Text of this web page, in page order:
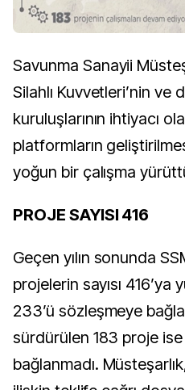
Savunma Sanayii
Silahlı Kuvvetleri’nin ve
kuruluşlarının ihtiyacı
platformların
yoğun bir çalışma
PROJE SAYISI 416
Geçen yılın sonunda
projelerin sayısı
233’ü sözleşmeye
sürdürülen 183 proje
bağlanmadı.